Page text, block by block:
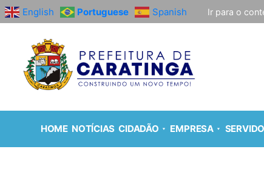
English Portuguese Spanish Ir para o
HOME NOTÍCIAS CIDADÃO EMPRESA